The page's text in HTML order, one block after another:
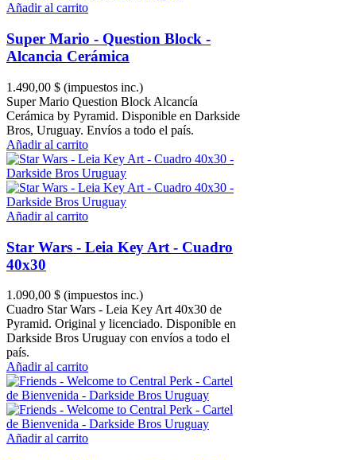
Añadir al carrito
Super Mario - Question Block -
Alcancia Cerámica
1.490,00 $ (impuestos inc.)
Super Mario Question Block Alcancía
Cerámica by Pyramid. Disponible en Darkside
Bros, Uruguay. Envíos a todo el país.
Añadir al carrito
Añadir al carrito
Star Wars - Leia Key Art - Cuadro
40x30
1.090,00 $ (impuestos inc.)
Cuadro Star Wars - Leia Key Art 40x30 de
Pyramid. Original y licenciado. Disponible en
Darkside Bros Uruguay con envíos a todo el
país.
Añadir al carrito
Añadir al carrito